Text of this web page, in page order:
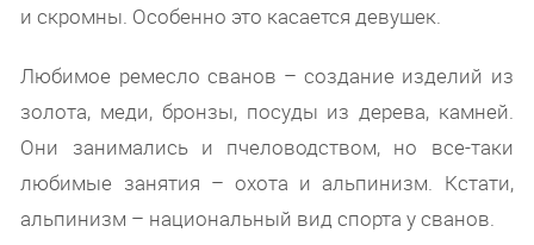
и скромны. Особенно это касается девушек.
Любимое ремесло сванов – создание изделий из
золота, меди, бронзы, посуды из дерева, камней.
Они занимались и пчеловодством, но все-таки
любимые занятия – охота и альпинизм. Кстати,
альпинизм – национальный вид спорта у сванов.